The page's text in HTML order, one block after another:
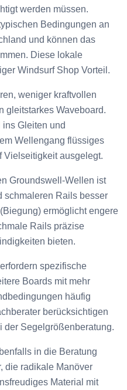
werden müssen.
Bedingungen an
und können das
Diese lokale
Windsurf Shop Vorteil.
weniger kraftvollen
gleitstarkes Waveboard.
Gleiten und
Wellengang flüssiges
Vielseitigkeit ausgelegt.
Groundswell-Wellen ist
schmaleren Rails besser
ermöglicht engere
Rails präzise
bieten.
spezifische
Boards mit mehr
häufig
berücksichtigen
der Segelgrößenberatung.
in die Beratung
die radikale Manöver
Material mit